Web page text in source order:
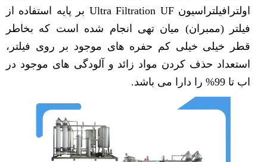
اولترافیلتراسیون Ultra Filtration UF بر پایه استفاده از
فیلتر (ممبران) میان تهی انجام شده است که بخاطر
قطر خیلی خیلی کم حفره های موجود بر روی فیلتر،
استعداد حذف کردن مواد زائد و آلودگی های موجود در
اب تا 99% را دارا می باشد.